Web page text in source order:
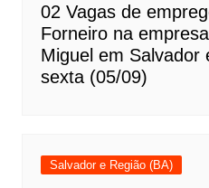
02 Vagas de
Forneiro na
Miguel em Salvador
sexta (05/09)
Salvador e Região (BA)